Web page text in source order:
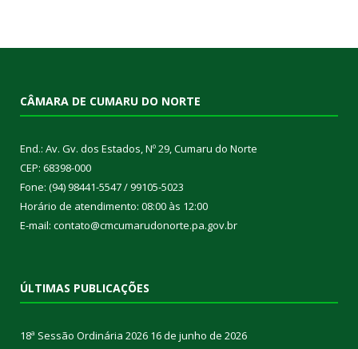
CÂMARA DE CUMARU DO NORTE
End.: Av. Gv. dos Estados, Nº 29, Cumaru do Norte
CEP: 68398-000
Fone: (94) 98441-5547 / 99105-5023
Horário de atendimento: 08:00 às 12:00
E-mail: contato@cmcumarudonorte.pa.gov.br
ÚLTIMAS PUBLICAÇÕES
18ª Sessão Ordinária 2026 16 de junho de 2026